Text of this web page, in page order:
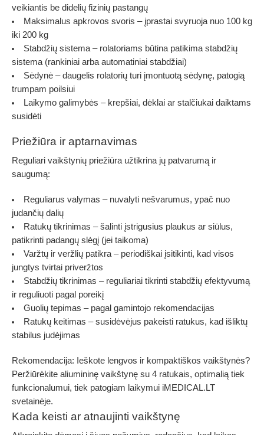
veikiantis be didelių fizinių pastangų
Maksimalus apkrovos svoris – įprastai svyruoja nuo 100 kg
iki 200 kg
Stabdžių sistema– rolatoriams būtina patikima stabdžių
sistema (rankiniai arba automatiniai stabdžiai)
Sėdynė– daugelis rolatorių turi įmontuotą sėdynę, patogią
trumpam poilsiui
Laikymo galimybės – krepšiai, dėklai ar stalčiukai daiktams
susidėti
Priežiūra ir aptarnavimas
Reguliari vaikštynių priežiūra užtikrina jų patvarumą ir
saugumą:
Reguliarus valymas – nuvalyti nešvarumus, ypač nuo
judančių dalių
Ratukų tikrinimas – šalinti įstrigusius plaukus ar siūlus,
patikrinti padangų slėgį (jei taikoma)
Varžtų ir veržlių patikra– periodiškai įsitikinti, kad visos
jungtys tvirtai priveržtos
Stabdžių tikrinimas – reguliariai tikrinti stabdžių efektyvumą
ir reguliuoti pagal poreikį
Guolių tepimas – pagal gamintojo rekomendacijas
Ratukų keitimas – susidėvėjus pakeisti ratukus, kad išliktų
stabilus judėjimas
Rekomendacija: Ieškote lengvos ir kompaktiškos vaikštynės?
Peržiūrėkite aliumininę vaikštynę su 4 ratukais, optimalią tiek
funkcionalumui, tiek patogiam laikymui iMEDICAL.LT
svetainėje.
Kada keisti ar atnaujinti vaikštynę